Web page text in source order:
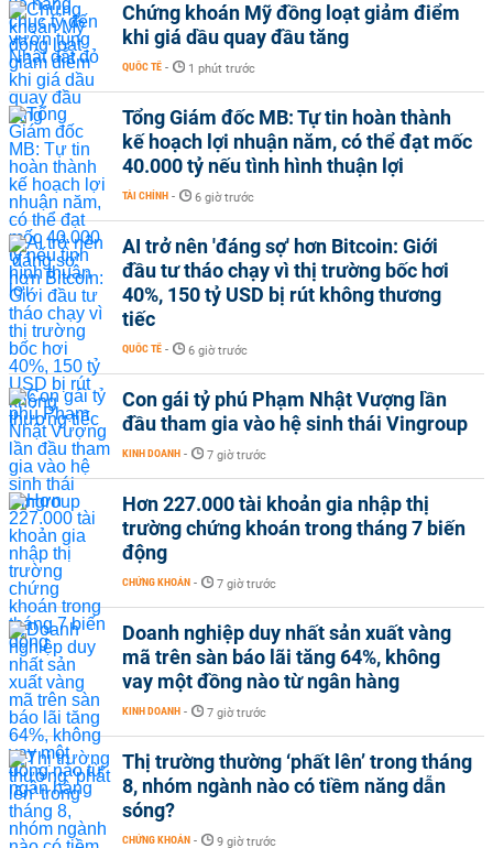
Chứng khoán Mỹ đồng loạt giảm điểm
khi giá dầu quay đầu tăng
QUỐC TẾ - 1 phút trước
Tổng Giám đốc MB: Tự tin hoàn thành
kế hoạch lợi nhuận năm, có thể đạt mốc
40.000 tỷ nếu tình hình thuận lợi
TÀI CHÍNH - 6 giờ trước
AI trở nên 'đáng sợ' hơn Bitcoin: Giới
đầu tư tháo chạy vì thị trường bốc hơi
40%, 150 tỷ USD bị rút không thương
tiếc
QUỐC TẾ - 6 giờ trước
Con gái tỷ phú Phạm Nhật Vượng lần
đầu tham gia vào hệ sinh thái Vingroup
KINH DOANH - 7 giờ trước
Hơn 227.000 tài khoản gia nhập thị
trường chứng khoán trong tháng 7 biến
động
CHỨNG KHOÁN - 7 giờ trước
Doanh nghiệp duy nhất sản xuất vàng
mã trên sàn báo lãi tăng 64%, không
vay một đồng nào từ ngân hàng
KINH DOANH - 7 giờ trước
Thị trường thường ‘phất lên’ trong tháng
8, nhóm ngành nào có tiềm năng dẫn
sóng?
CHỨNG KHOÁN - 9 giờ trước